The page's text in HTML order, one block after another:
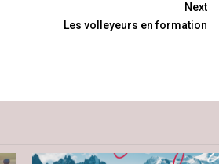
Next
Les volleyeurs en formation